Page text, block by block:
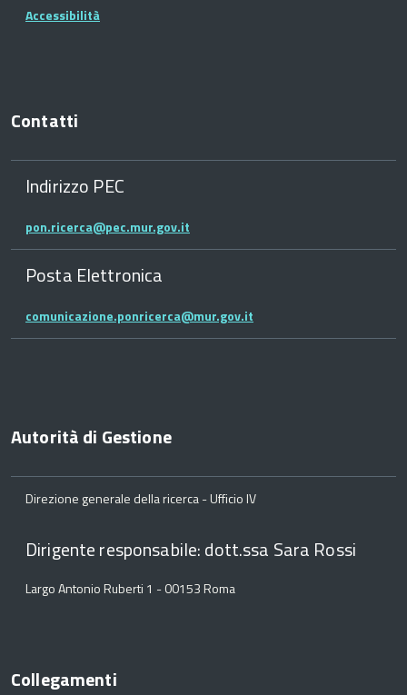
Accessibilità
Contatti
Indirizzo PEC
pon.ricerca@pec.mur.gov.it
Posta Elettronica
comunicazione.ponricerca@mur.gov.it
Autorità di Gestione
Direzione generale della ricerca - Ufficio IV
Dirigente responsabile: dott.ssa Sara Rossi
Largo Antonio Ruberti 1 - 00153 Roma
Collegamenti